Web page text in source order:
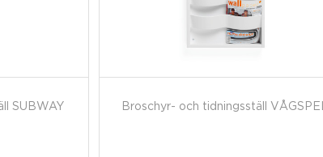
SUBWAY Broschyr- och tidningsställ VÅGSPEL